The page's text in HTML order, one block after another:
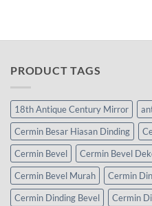
PRODUCT TAGS
18th Antique Century Mirror
Cermin Besar Hiasan Dinding
Cermin Bevel
Cermin Bevel
Cermin Bevel Murah
Cermin
Cermin Dinding Bevel
Cermin